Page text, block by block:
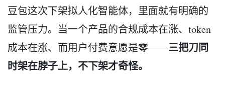
豆包这次下架拟人化智能体，里面就有明确的
监管压力。当一个产品的合规成本在涨、token
成本在涨、而用户付费意愿是零——三把刀同
时架在脖子上，不下架才奇怪。